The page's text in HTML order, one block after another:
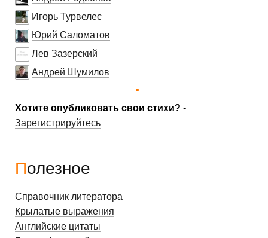
Игорь Турвелес
Юрий Саломатов
Лев Зазерский
Андрей Шумилов
Хотите опубликовать свои стихи? -
Зарегистрируйтесь
Полезное
Справочник литератора
Крылатые выражения
Английские цитаты